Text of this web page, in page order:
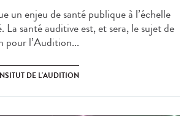
un enjeu de santé publique à l’échelle
La santé auditive est, et sera, le sujet de
pour l’Audition...
DE L'AUDITION